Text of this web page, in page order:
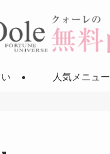
人気メニュー